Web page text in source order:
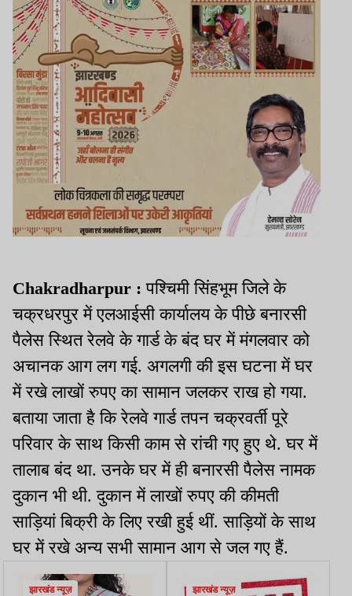
Chakradharpur : पश्चिमी सिंहभूम जिले के
चक्रधरपुर में एलआईसी कार्यालय के पीछे बनारसी
पैलेस स्थित रेलवे के गार्ड के बंद घर में मंगलवार को
अचानक आग लग गई. अगलगी की इस घटना में घर
में रखे लाखों रुपए का सामान जलकर राख हो गया.
बताया जाता है कि रेलवे गार्ड तपन चक्रवर्ती पूरे
परिवार के साथ किसी काम से रांची गए हुए थे. घर में
तालाब बंद था. उनके घर में ही बनारसी पैलेस नामक
दुकान भी थी. दुकान में लाखों रुपए की कीमती
साड़ियां बिक्री के लिए रखी हुई थीं. साड़ियों के साथ
घर में रखे अन्य सभी सामान आग से जल गए हैं.
झारखंड न्यूज़ झारखंड न्यूज़